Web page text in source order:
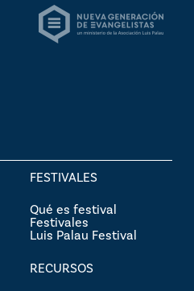
FESTIVALES
Qué es festival
Festivales
Luis Palau Festival
RECURSOS